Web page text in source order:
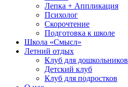
Лепка + Аппликация
Психолог
Скорочтение
Подготовка к школе
Школа «Смысл»
Летний отдых
Клуб для дошкольников
Детский клуб
Клуб для подростков